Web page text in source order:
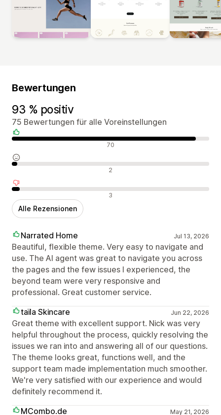
Bewertungen
93 % positiv
75 Bewertungen für alle Voreinstellungen
Positive Bewertungen 70
Neutrale Bewertungen 2
Negative Bewertungen 3
Alle Rezensionen
Narrated Home Jul 13, 2026
Beautiful, flexible theme. Very easy to navigate and
use. The AI agent was great to navigate you across
the pages and the few issues I experienced, the
beyond team were very responsive and
professional. Great customer service.
taїla Skincare
Jun 22, 2026
Great theme with excellent support. Nick was very
helpful throughout the process, quickly resolving the
issues we ran into and answering all of our questions.
The theme looks great, functions well, and the
support team made implementation much smoother.
We're very satisfied with our experience and would
definitely recommend it.
MCombo.de
May 21, 2026